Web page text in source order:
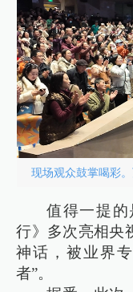
现场观众鼓掌喝彩
值得一提的
行》多次亮相央
神话，被业界
者”。